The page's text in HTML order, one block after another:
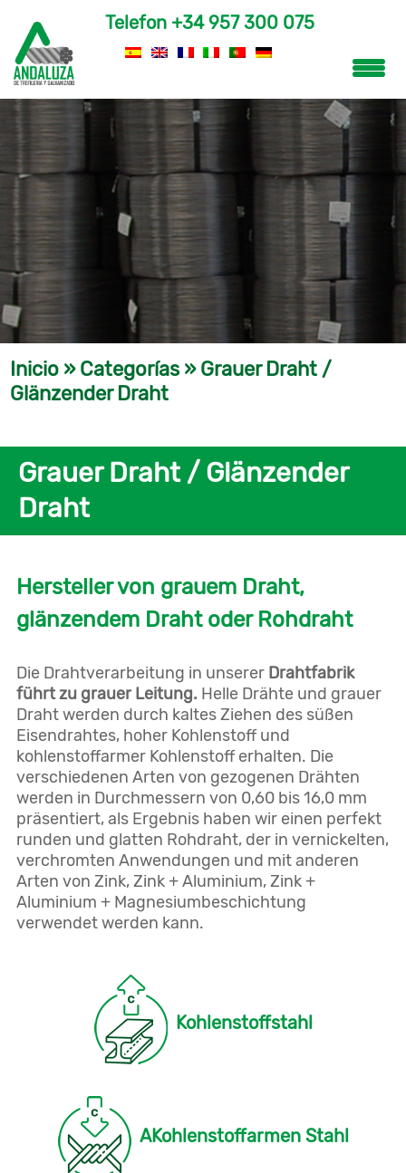
Telefon +34 957 300 075
Inicio »Categorías»Grauer Draht /
Glänzender Draht
Grauer Draht / Glänzender
Draht
Hersteller von grauem Draht,
glänzendem Draht oder Rohdraht
Die Drahtverarbeitung in unserer Drahtfabrik
führt zu grauer Leitung. Helle Drähte und grauer
Draht werden durch kaltes Ziehen des süßen
Eisendrahtes, hoher Kohlenstoff und
kohlenstoffarmer Kohlenstoff erhalten. Die
verschiedenen Arten von gezogenen Drähten
werden in Durchmessern von 0,60 bis 16,0 mm
präsentiert, als Ergebnis haben wir einen perfekt
runden und glatten Rohdraht, der in vernickelten,
verchromten Anwendungen und mit anderen
Arten von Zink, Zink + Aluminium, Zink +
Aluminium + Magnesiumbeschichtung
verwendet werden kann.
Kohlenstoffstahl
AKohlenstoffarmen Stahl